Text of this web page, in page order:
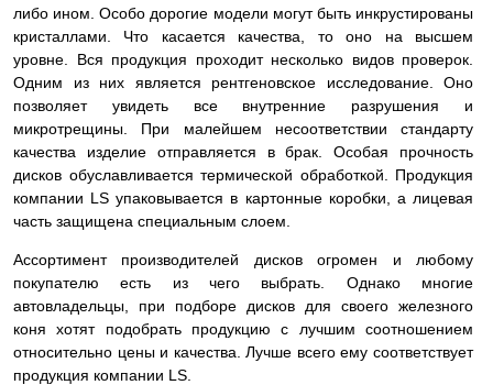
либо ином. Особо дорогие модели могут быть инкрустированы
кристаллами. Что касается качества, то оно на высшем
уровне. Вся продукция проходит несколько видов проверок.
Одним из них является рентгеновское исследование. Оно
позволяет увидеть все внутренние разрушения и
микротрещины. При малейшем несоответствии стандарту
качества изделие отправляется в брак. Особая прочность
дисков обуславливается термической обработкой. Продукция
компании LS упаковывается в картонные коробки, а лицевая
часть защищена специальным слоем.
Ассортимент производителей дисков огромен и любому
покупателю есть из чего выбрать. Однако многие
автовладельцы, при подборе дисков для своего железного
коня хотят подобрать продукцию с лучшим соотношением
относительно цены и качества. Лучше всего ему соответствует
продукция компании LS.